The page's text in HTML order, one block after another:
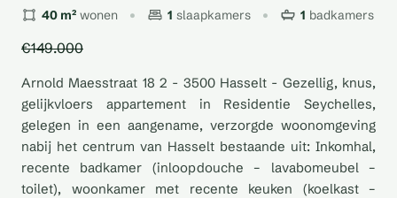
40 m² wonen 1 slaapkamers 1 badkamers
€149.000
Arnold Maesstraat 18 2 - 3500 Hasselt - Gezellig, knus,
gelijkvloers appartement in Residentie Seychelles,
gelegen in een aangename, verzorgde woonomgeving
nabij het centrum van Hasselt bestaande uit: Inkomhal,
recente badkamer (inloopdouche – lavabomeubel –
toilet), woonkamer met recente keuken (koelkast –